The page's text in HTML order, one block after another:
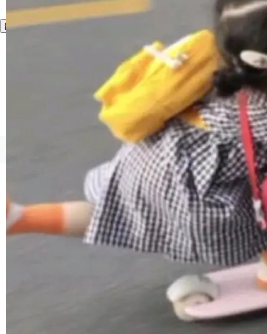
成本降低 30%，精度不变。 FP8 省的不仅是显
存 KV cache 是推理时最吃显...
先理解你的语境和意图，再把准确的文字直接给
到你。从“逐字转写、单点优化”演进为“理解语
境、兼容场景、一键直出”。 Hy ASR 3.0 previe
w 不要求标准普通话，方言识别覆盖粤语、吴语
等 10 大方言片区和 20 余个二级小片区。在开
源评测集中，Hy ASR 3.0 preview 在多语种的
©OSCHINA(OSChina.NET) 京ICP备2025119063号